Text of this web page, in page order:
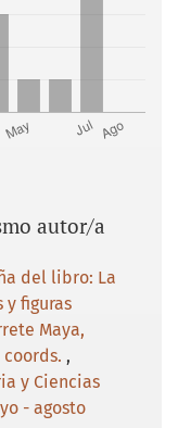
autor/a
del libro: La
y figuras
Maya,
,
y Ciencias
- agosto